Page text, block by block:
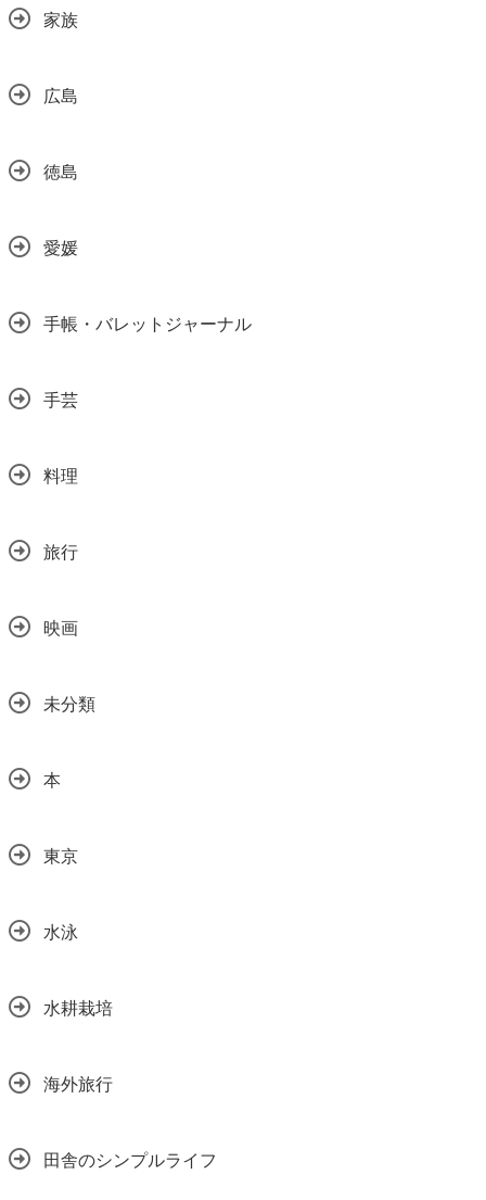
家族
広島
徳島
愛媛
手帳・バレットジャーナル
手芸
料理
旅行
映画
未分類
本
東京
水泳
水耕栽培
海外旅行
田舎のシンプルライフ